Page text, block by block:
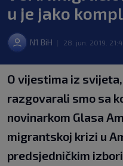
u je jako
N1 BiH 28. jun. 2019.
O vijestima iz
razgovarali smo sa
novinarkom Glasa
migrantskoj krizi u
predsjedničkim